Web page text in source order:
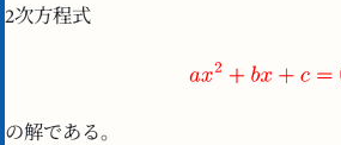
2次方程式
の解である。